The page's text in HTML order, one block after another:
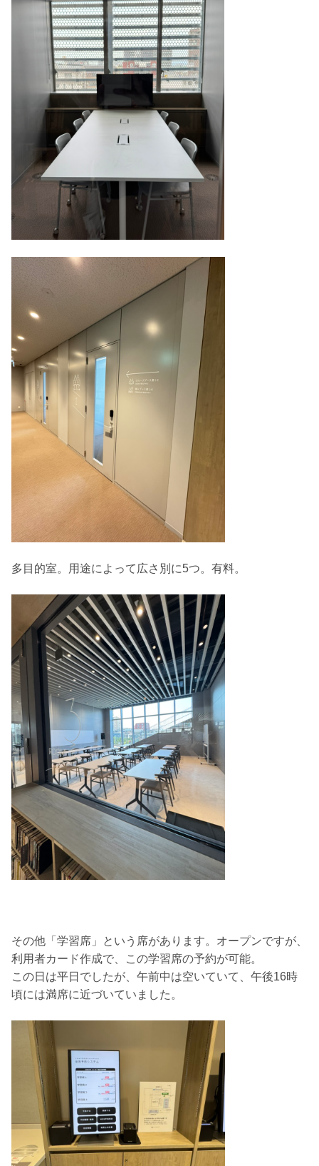
多目的室。用途によって広さ別に5つ。有料。
その他「学習席」という席があります。オープンですが、
利用者カード作成で、この学習席の予約が可能。
この日は平日でしたが、午前中は空いていて、午後16時
頃には満席に近づいていました。